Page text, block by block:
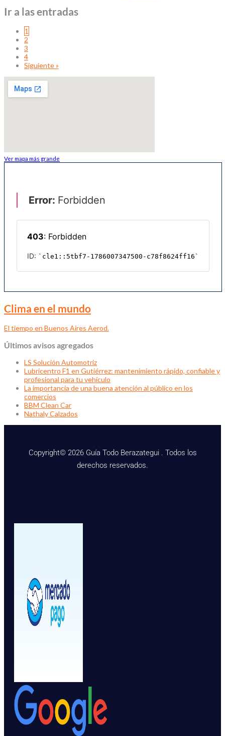
Ir a las entradas
1
2
3
4
Siguiente »
Ver mapa más grande
Clima en el mundo
El tiempo en Buenos Aires Aerod.
Últimos avisos agregados
LS Solución Automotriz
Lubricentro F1 en Gutiérrez: mantenimiento rápido, confiable y
profesional para tu vehículo
La importancia de una buena atención al público en los
comercios
BBM Clean Car
Nathaly Calzados
Copyright© 2026 Guía Todo Berazategui . Todos los
derechos reservados.